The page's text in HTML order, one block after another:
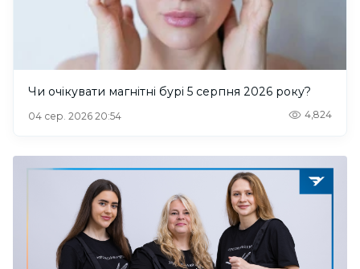
Чи очікувати магнітні бурі 5 серпня 2026 року?
04 сер. 2026 20:54 4,824